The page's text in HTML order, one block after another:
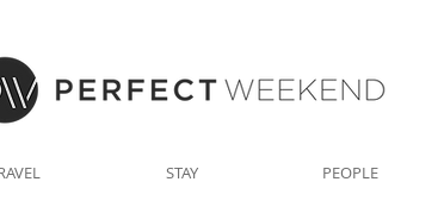
PEOPLE
STAY